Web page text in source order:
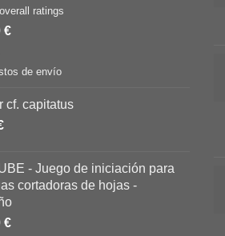
ratings
€
de envío
cf. capitatus
- Juego de iniciación para
cortadoras de hojas -
€